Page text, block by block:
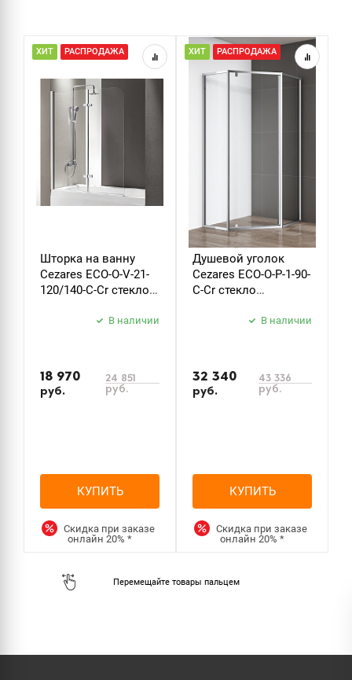
ХИТ РАСПРОДАЖА
Шторка на ванну
Cezares ECO-O-V-21-
120/140-C-Cr стекло
В наличии
18 970
руб.
24 851
руб.
КУПИТЬ
Скидка при заказе
онлайн20%*
ХИТ РАСПРОДАЖА
Душевой уголок
Cezares ECO-O-P-1-90-
C-Cr стекло
В наличии
32 340
руб.
43 336
руб.
КУПИТЬ
Скидка при заказе
онлайн20%*